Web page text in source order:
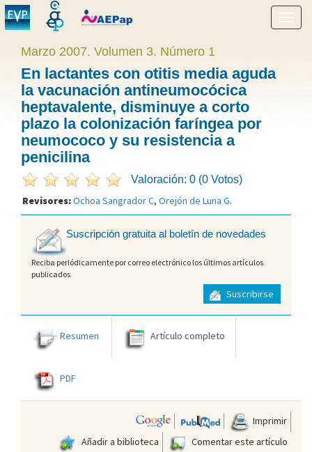
menú
Marzo 2007. Volumen 3. Número 1
En lactantes con otitis media aguda
la vacunación antineumocócica
heptavalente, disminuye a corto
plazo la colonización faríngea por
neumococo y su resistencia a
penicilina
Valoración: 0 (0 Votos)
Revisores:Ochoa Sangrador C, Orejón de Luna G.
Suscripción gratuita al boletín de novedades
Reciba periódicamente por correo electrónico los últimos artículos
publicados
Suscribirse
Resumen Artículo completo
PDF
Imprimir
Añadir a biblioteca
Comentar este artículo